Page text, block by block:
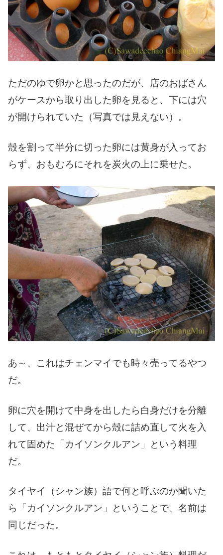
ただのゆで卵かと思ったのだが、店のおばさん
がケースから取り出した卵を見ると、下には穴
が開けられていた（写真では見えない）。
殻を割って半分に切った卵には黄身が入ってお
らず、おもむろにそれを炭火の上に乗せた。
あ～、これはチェンマイでも時々売ってるやつ
だ。
卵に穴を開けて中身を出したら白身だけを分離
して、出汁と混ぜてから殻に詰め直して火を入
れて固めた「カイソンクルアン」という料理
だ。
タイヤイ（シャン族）語で何と呼ぶのか聞いた
ら「カイソンクルアン」ということで、名前は
同じだった。